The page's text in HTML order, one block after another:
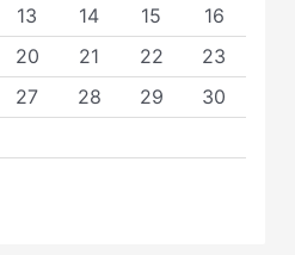
13 14 15
16
20 21 22
23
27 28 29
30